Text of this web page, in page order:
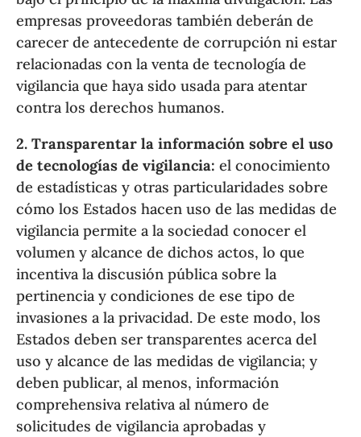
empresas proveedoras también deberán de
carecer de antecedente de corrupción ni estar
relacionadas con la venta de tecnología de
vigilancia que haya sido usada para atentar
contra los derechos humanos.
2. Transparentar la información sobre el uso
de tecnologías de vigilancia: el conocimiento
de estadísticas y otras particularidades sobre
cómo los Estados hacen uso de las medidas de
vigilancia permite a la sociedad conocer el
volumen y alcance de dichos actos, lo que
incentiva la discusión pública sobre la
pertinencia y condiciones de ese tipo de
invasiones a la privacidad. De este modo, los
Estados deben ser transparentes acerca del
uso y alcance de las medidas de vigilancia; y
deben publicar, al menos, información
comprehensiva relativa al número de
solicitudes de vigilancia aprobadas y